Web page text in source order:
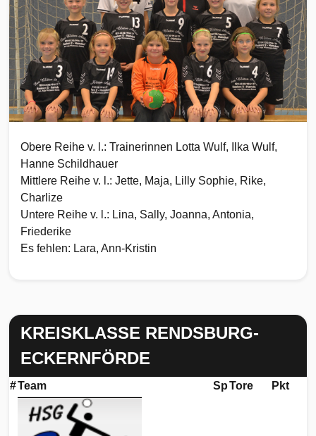
Obere Reihe v. l.: Trainerinnen Lotta Wulf, Ilka Wulf,
Hanne Schildhauer
Mittlere Reihe v. l.: Jette, Maja, Lilly Sophie, Rike,
Charlize
Untere Reihe v. l.: Lina, Sally, Joanna, Antonia,
Friederike
Es fehlen: Lara, Ann-Kristin
KREISKLASSE RENDSBURG-
ECKERNFÖRDE
#Team SpTore Pkt